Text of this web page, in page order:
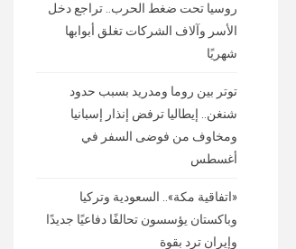
روسيا تحت ضغط الحرب.. تراجع دخل
الأسر وآلاف الشركات تغلق أبوابها
شهريًا
توتر بين روما ومدريد بسبب حدود
شنغن.. إيطاليا ترفض إنذار إسبانيا
ومخاوف من فوضى السفر في
أغسطس
«اتفاقية مكة».. السعودية وتركيا
وباكستان يؤسسون تحالفًا دفاعيًا جديدًا
وإيران ترد بقوة